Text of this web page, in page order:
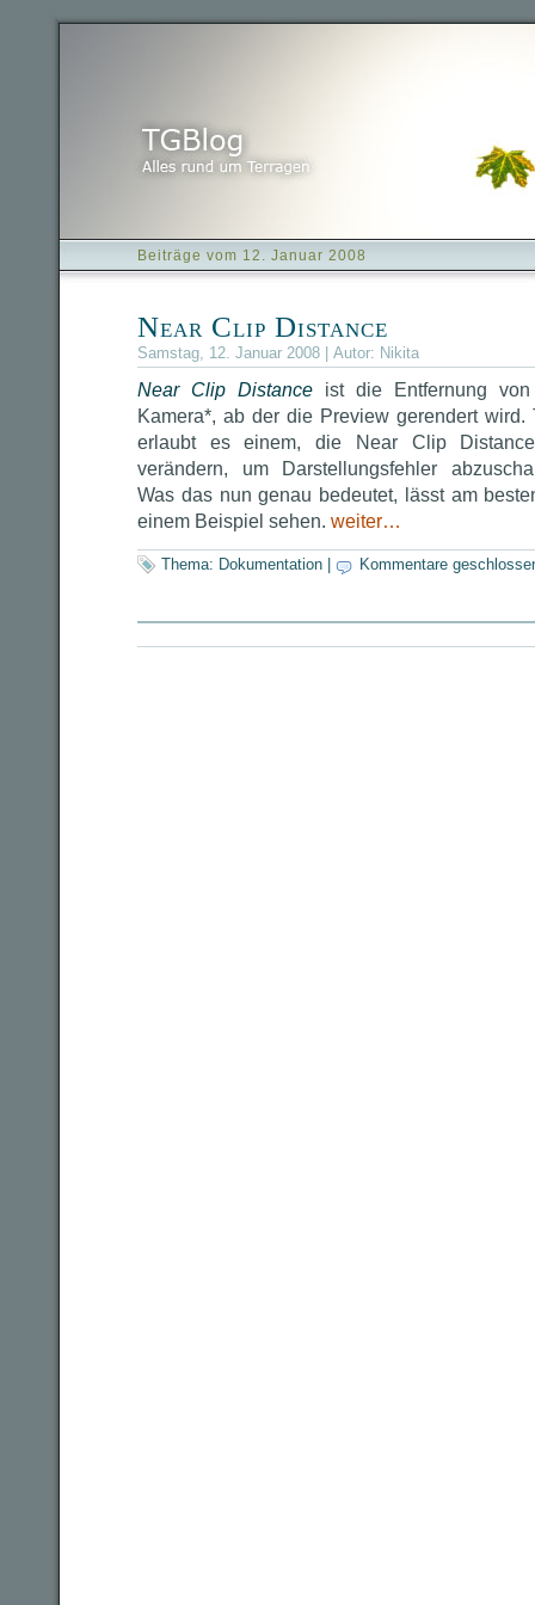
Beiträge vom 12. Januar 2008
Near Clip Distance
Samstag, 12. Januar 2008 | Autor: Nikita
Near Clip Distance ist die Entfernung
Kamera*, ab der die Preview gerendert wird.
erlaubt es einem, die Near Clip
verändern, um Darstellungsfehler
Was das nun genau bedeutet, lässt am
einem Beispiel sehen. weiter…
Thema: Dokumentation Kommentare